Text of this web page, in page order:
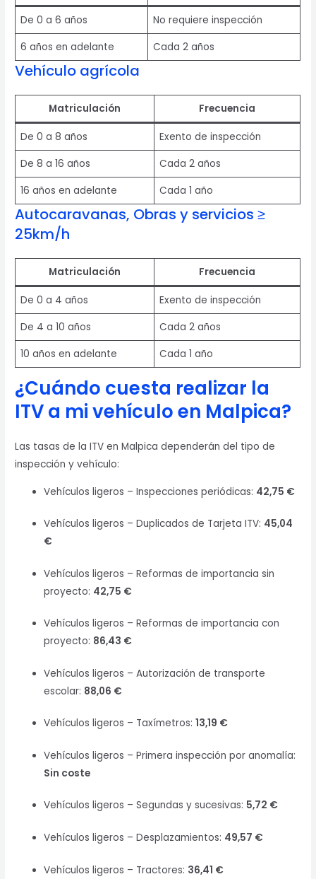
De 0 a 6 años
No requiere inspección
6 años en adelante
Cada 2 años
Vehículo agrícola
Matriculación Frecuencia
De 0 a 8 años
Exento de inspección
De 8 a 16 años
Cada 2 años
16 años en adelante
Cada 1 año
Autocaravanas, Obras y servicios ≥
25km/h
Matriculación Frecuencia
De 0 a 4 años
Exento de inspección
De 4 a 10 años
Cada 2 años
10 años en adelante
Cada 1 año
¿Cuándo cuesta realizar la
ITV a mi vehículo en Malpica?
Las tasas de la ITV en Malpica dependerán del tipo de
inspección y vehículo:
Vehículos ligeros – Inspecciones periódicas: 42,75 €
Vehículos ligeros – Duplicados de Tarjeta ITV: 45,04
€
Vehículos ligeros – Reformas de importancia sin
proyecto: 42,75 €
Vehículos ligeros – Reformas de importancia con
proyecto: 86,43 €
Vehículos ligeros – Autorización de transporte
escolar: 88,06 €
Vehículos ligeros – Taxímetros:13,19 €
Vehículos ligeros – Primera inspección por anomalía:
Sin coste
Vehículos ligeros – Segundas y sucesivas: 5,72 €
Vehículos ligeros – Desplazamientos: 49,57 €
Vehículos ligeros – Tractores: 36,41 €